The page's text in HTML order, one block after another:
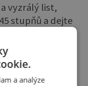
vyzrálý list,
stupňů a dejte
kořínky,
do
Půda
a analýze